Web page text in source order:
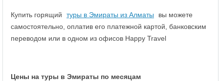
Купить горящий туры в Эмираты из Алматы
вы можете
самостоятельно, оплатив его платежной картой, банковским
переводом или в одном из офисов Happy Travel
Цены на туры в Эмираты по месяцам